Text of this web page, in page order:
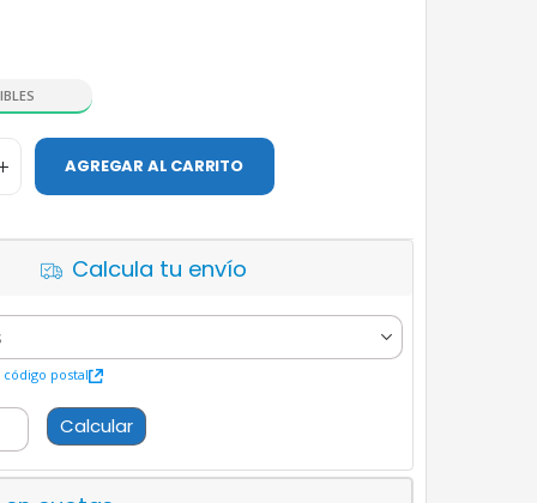
AGREGAR AL CARRITO
Calcula tu envío
postal
Calcular